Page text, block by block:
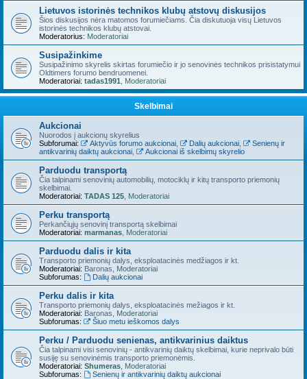
Lietuvos istorinės technikos klubų atstovų diskusijos
Šios diskusijos nėra matomos forumiečiams. Čia diskutuoja visų Lietuvos
istorinės technikos klubų atstovai.
Moderatorius: Moderatoriai
Susipažinkime
Susipažinimo skyrelis skirtas forumiečio ir jo senovinės technikos prisistatymui
Oldtimers forumo bendruomenei.
Moderatoriai: tadas1991 Moderatoriai
Skelbimai
Aukcionai
Nuorodos į aukcionų skyrelius
Subforumai:
Aktyvūs forumo aukcionai, Dalių aukcionai,
Senienų ir
antikvarinių daiktų aukcionai
Aukcionai iš skelbimų skyrelio
Parduodu transportą
Čia talpinami senovinių automobilių, motociklų ir kitų transporto priemonių
skelbimai.
Moderatoriai: TADAS 125 Moderatoriai
Perku transportą
Perkančiųjų senovinį transportą skelbimai
Moderatoriai: marmanas Moderatoriai
Parduodu dalis ir kita
Transporto priemonių dalys, eksploatacinės medžiagos ir kt.
Moderatoriai: Baronas
Moderatoriai
Subforumas:
Dalių aukcionai
Perku dalis ir kita
Transporto priemonių dalys, eksploatacinės mežiagos ir kt.
Moderatoriai: Baronas
Moderatoriai
Subforumas:
Šiuo metu ieškomos dalys
Perku / Parduodu senienas, antikvarinius daiktus
Čia talpinami visi senovinių - antikvarinių daiktų skelbimai, kurie neprivalo būti
susiję su senovinėmis transporto priemonėmis.
Moderatoriai: Shumeras Moderatoriai
Subforumas:
Senienų ir antikvarinių daiktų aukcionai